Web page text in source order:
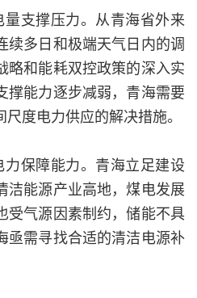
支撑压力。从青海省外来
续多日和极端天气日内的调
略和能耗双控政策的深入实
撑能力逐步减弱，青海需要
度电力供应的解决措施。
保障能力。青海立足建设
洁能源产业高地，煤电发展
受气源因素制约，储能不具
亟需寻找合适的清洁电源补